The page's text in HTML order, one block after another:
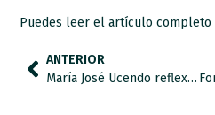
Puedes leer el artículo completo
ANTERIOR
María José Ucendo reflexiona sobre Educación Especial y Autismo en el Día de la Educación Especial